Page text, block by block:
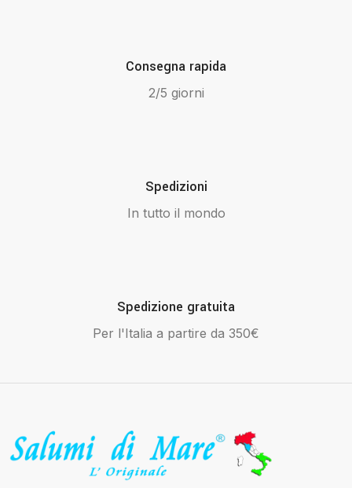
Consegna rapida
2/5 giorni
Spedizioni
In tutto il mondo
Spedizione gratuita
Per l'Italia a partire da 350€